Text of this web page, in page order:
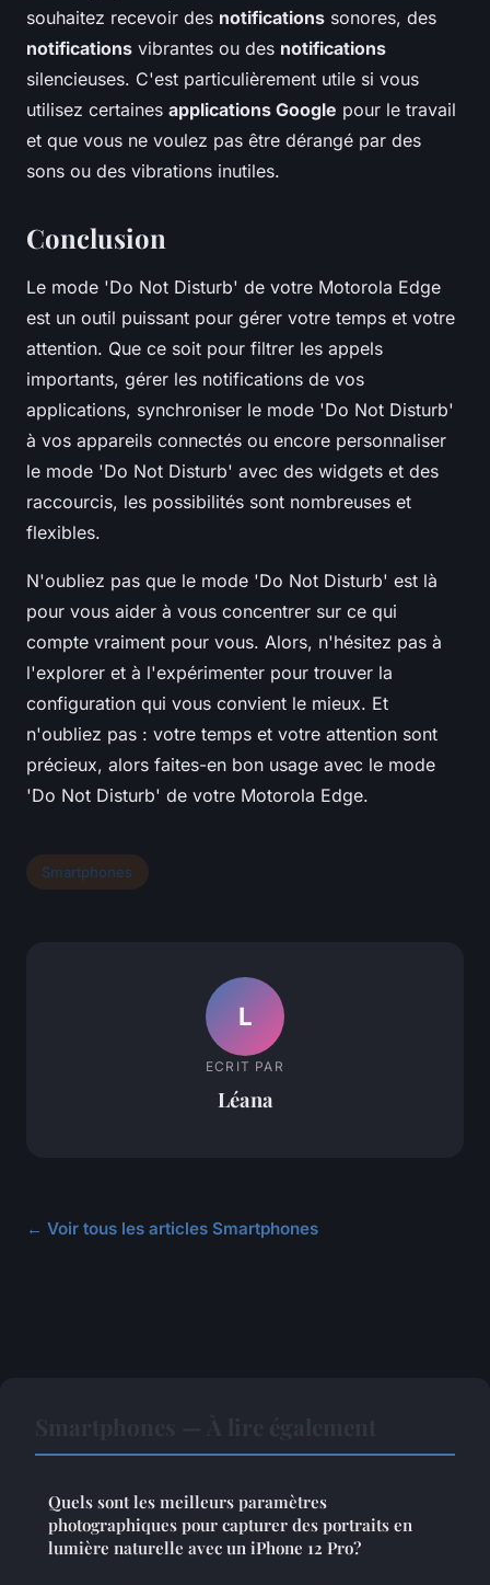
souhaitez recevoir des notifications sonores, des
notifications vibrantes ou des notifications
silencieuses. C'est particulièrement utile si vous
utilisez certaines applications Google pour le travail
et que vous ne voulez pas être dérangé par des
sons ou des vibrations inutiles.
Conclusion
Le mode 'Do Not Disturb' de votre Motorola Edge
est un outil puissant pour gérer votre temps et votre
attention. Que ce soit pour filtrer les appels
importants, gérer les notifications de vos
applications, synchroniser le mode 'Do Not Disturb'
à vos appareils connectés ou encore personnaliser
le mode 'Do Not Disturb' avec des widgets et des
raccourcis, les possibilités sont nombreuses et
flexibles.
N'oubliez pas que le mode 'Do Not Disturb' est là
pour vous aider à vous concentrer sur ce qui
compte vraiment pour vous. Alors, n'hésitez pas à
l'explorer et à l'expérimenter pour trouver la
configuration qui vous convient le mieux. Et
n'oubliez pas : votre temps et votre attention sont
précieux, alors faites-en bon usage avec le mode
'Do Not Disturb' de votre Motorola Edge.
Smartphones
L
ECRIT PAR
Léana
← Voir tous les articles Smartphones
Quels sont les meilleurs paramètres
photographiques pour capturer des portraits en
lumière naturelle avec un iPhone 12 Pro?